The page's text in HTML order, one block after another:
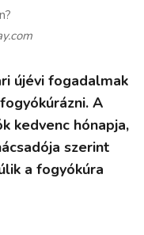
újévi fogadalmak
A
kedvenc hónapja,
szerint
a fogyókúra